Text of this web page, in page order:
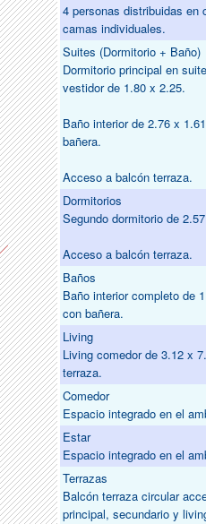
4 personas distribuidas en
camas individuales.
Suites (Dormitorio + Baño)
Dormitorio principal en
vestidor de 1.80 x 2.25.
Baño interior de 2.76 x
bañera.
Acceso a balcón terraza.
Dormitorios
Segundo dormitorio de
Acceso a balcón terraza.
Baños
Baño interior completo de
con bañera.
Living
Living comedor de 3.12 x
terraza.
Comedor
Espacio integrado en el
Estar
Espacio integrado en el
Terrazas
Balcón terraza circular
principal, secundario y